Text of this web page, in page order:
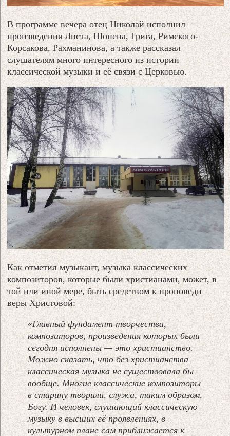
В программе вечера отец Николай исполнил
произведения Листа, Шопена, Грига, Римского-
Корсакова, Рахманинова, а также рассказал
слушателям много интересного из истории
классической музыки и её связи с Церковью.
Как отметил музыкант, музыка классических
композиторов, которые были христианами, может, в
той или иной мере, быть средством к проповеди
веры Христовой:
«Главный фундамент творчества,
композиторов, произведения которых были
сегодня исполнены — это христианство.
Можно сказать, что без христианства
классическая музыка не существовала бы
вообще. Многие классические композиторы
в старину творили, служа, таким образом,
Богу. И человек, слушающий классическую
музыку в высших её проявлениях, в
культурном плане сам приближается к